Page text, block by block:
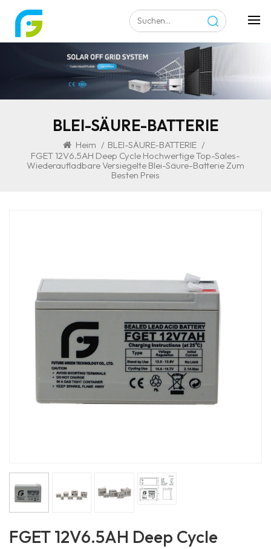
BLEI-SÄURE-BATTERIE
Heim / BLEI-SÄURE-BATTERIE /
FGET 12V6.5AH Deep Cycle Hochwertige Top-Sales-
Wiederaufladbare Versiegelte Blei-Säure-Batterie Zum
Besten Preis
FGET 12V6.5AH Deep Cycle